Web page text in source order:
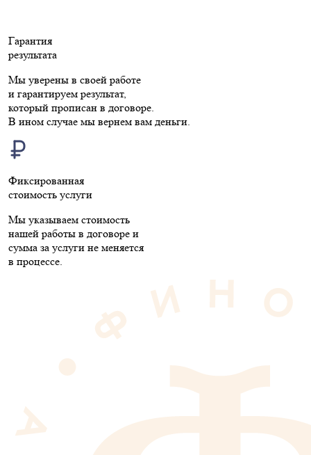
Гарантия
результата
Мы уверены в своей работе
и гарантируем результат,
который прописан в договоре.
В ином случае мы вернем вам деньги.
Фиксированная
стоимость услуги
Мы указываем стоимость
нашей работы в договоре и
сумма за услуги не меняется
в процессе.